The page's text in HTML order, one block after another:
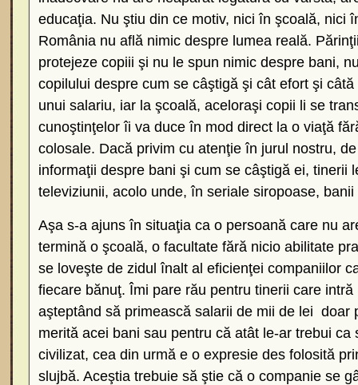
educaţia. Nu ştiu din ce motiv, nici în şcoală, nici
România nu află nimic despre lumea reală.
protejeze copiii şi nu le spun nimic despre bani,
copilului despre cum se câştigă şi cât efort şi
unui salariu, iar la şcoală, aceloraşi copii li se
cunoştinţelor îi va duce în mod direct la o viaţă
colosale. Dacă privim cu atenţie în jurul nostru,
informaţii despre bani şi cum se câştigă ei, tinerii
televiziunii, acolo unde, în seriale siropoase,
Aşa s-a ajuns în situaţia ca o persoană care nu
termină o şcoală, o facultate fără nicio abilitate
se loveşte de zidul înalt al eficienţei companiilor
fiecare bănuţ. Îmi pare rău pentru tinerii care
aşteptând să primească salarii de mii de lei doar
merită acei bani sau pentru că atât le-ar trebui ca
civilizat, cea din urmă e o expresie des folosită
slujbă. Aceştia trebuie să ştie că o companie se